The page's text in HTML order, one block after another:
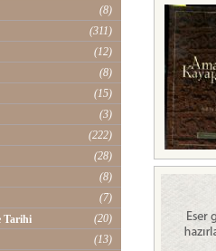
(8)
(311)
(12)
(8)
(15)
(3)
(222)
(28)
(8)
(7)
Tarihi
(20)
(13)